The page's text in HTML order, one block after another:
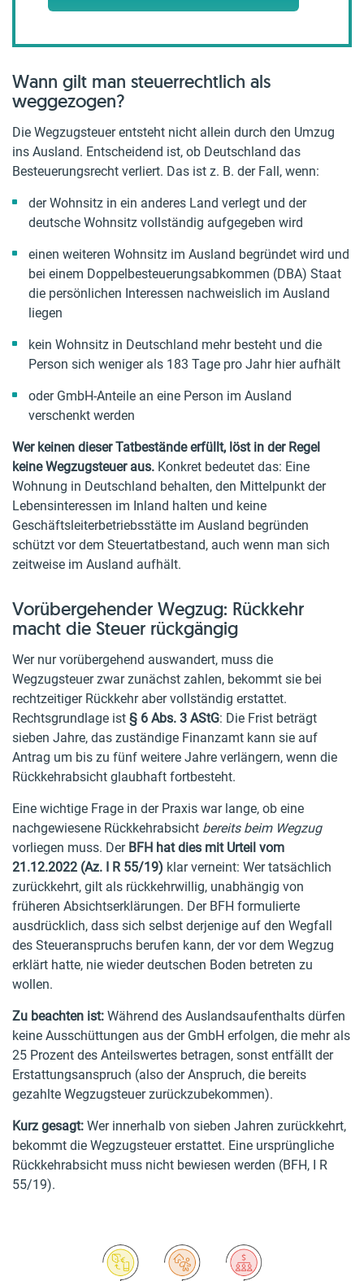
Wann gilt man steuerrechtlich als
weggezogen?
Die Wegzugsteuer entsteht nicht allein durch den Umzug
ins Ausland. Entscheidend ist, ob Deutschland das
Besteuerungsrecht verliert. Das ist z. B. der Fall, wenn:
der Wohnsitz in ein anderes Land verlegt und der
deutsche Wohnsitz vollständig aufgegeben wird
einen weiteren Wohnsitz im Ausland begründet wird und
bei einem Doppelbesteuerungsabkommen (DBA) Staat
die persönlichen Interessen nachweislich im Ausland
liegen
kein Wohnsitz in Deutschland mehr besteht und die
Person sich weniger als 183 Tage pro Jahr hier aufhält
oder GmbH-Anteile an eine Person im Ausland
verschenkt werden
Wer keinen dieser Tatbestände erfüllt, löst in der Regel
keine Wegzugsteuer aus. Konkret bedeutet das: Eine
Wohnung in Deutschland behalten, den Mittelpunkt der
Lebensinteressen im Inland halten und keine
Geschäftsleiterbetriebsstätte im Ausland begründen
schützt vor dem Steuertatbestand, auch wenn man sich
zeitweise im Ausland aufhält.
Vorübergehender Wegzug: Rückkehr
macht die Steuer rückgängig
Wer nur vorübergehend auswandert, muss die
Wegzugsteuer zwar zunächst zahlen, bekommt sie bei
rechtzeitiger Rückkehr aber vollständig erstattet.
Rechtsgrundlage ist § 6 Abs. 3 AStG: Die Frist beträgt
sieben Jahre, das zuständige Finanzamt kann sie auf
Antrag um bis zu fünf weitere Jahre verlängern, wenn die
Rückkehrabsicht glaubhaft fortbesteht.
Eine wichtige Frage in der Praxis war lange, ob eine
nachgewiesene Rückkehrabsicht bereits beim Wegzug
vorliegen muss. Der BFH hat dies mit Urteil vom
21.12.2022 (Az. I R 55/19) klar verneint: Wer tatsächlich
zurückkehrt, gilt als rückkehrwillig, unabhängig von
früheren Absichtserklärungen. Der BFH formulierte
ausdrücklich, dass sich selbst derjenige auf den Wegfall
des Steueranspruchs berufen kann, der vor dem Wegzug
erklärt hatte, nie wieder deutschen Boden betreten zu
wollen.
Zu beachten ist: Während des Auslandsaufenthalts dürfen
keine Ausschüttungen aus der GmbH erfolgen, die mehr als
25 Prozent des Anteilswertes betragen, sonst entfällt der
Erstattungsanspruch (also der Anspruch, die bereits
gezahlte Wegzugsteuer zurückzubekommen).
Kurz gesagt: Wer innerhalb von sieben Jahren zurückkehrt,
bekommt die Wegzugsteuer erstattet. Eine ursprüngliche
Rückkehrabsicht muss nicht bewiesen werden (BFH, I R
55/19).